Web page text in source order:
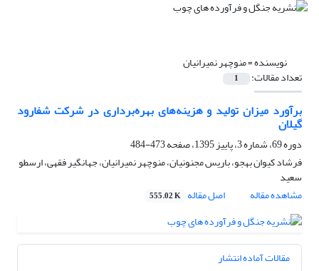
نویسنده =منوچهر نمیرانیان
تعداد مقالات: 1
برآورد میزان تولید و هزینه‌های بهره‌برداری در شرکت شفارود
گیلان
دوره 69، شماره 3، پاییز 1395، صفحه
473-484
فرشاد کیوان بهجو، باریس مجنونیان، منوچهر نمیرانیان، جهانگیر فقهی، ارسطو
سعید
مشاهده مقاله
اصل مقاله 555.02 K
مقالات آماده انتشار